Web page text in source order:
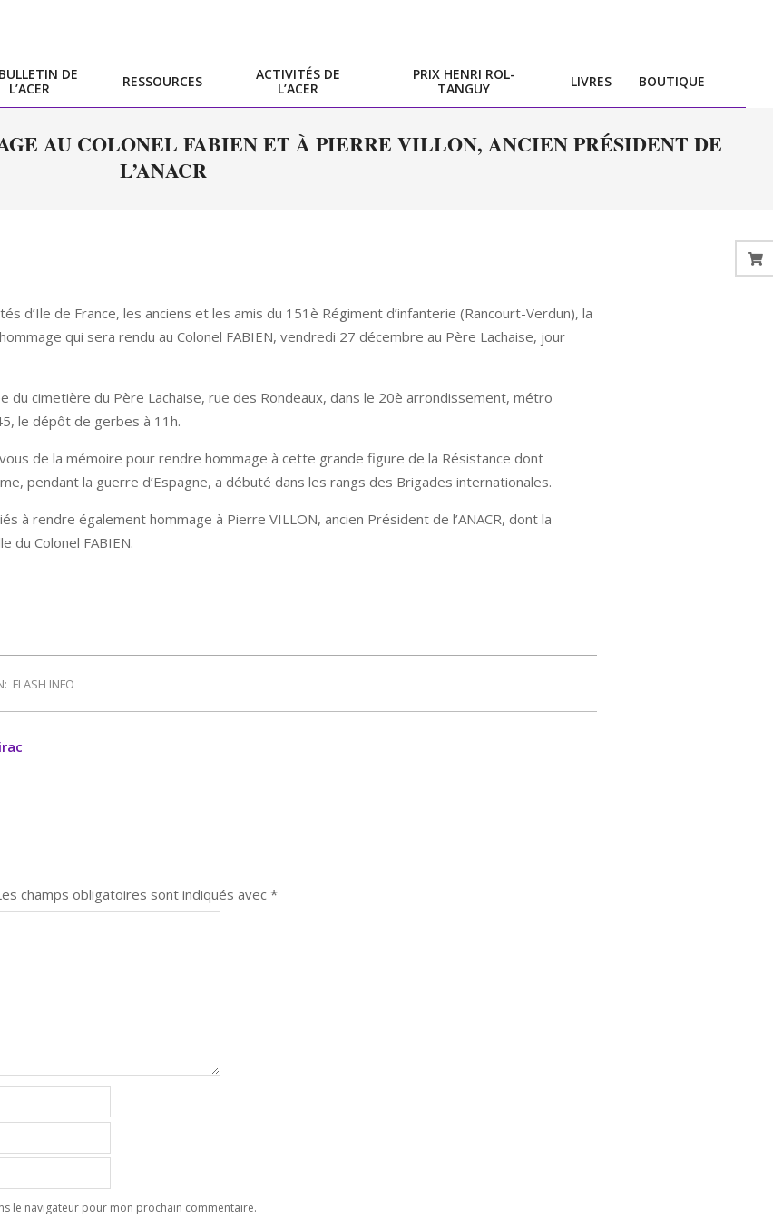
Primary
Menu
DE
L’ACER
RESSOURCES
ACTIVITÉS DE
L’ACER
PRIX HENRI ROL-
TANGUY
LIVRES BOUTIQUE
AU COLONEL FABIEN ET À PIERRE VILLON, ANCIEN PRÉSIDENT DE
L’ANACR
d’Ile de France, les anciens et les amis du 151è Régiment d’infanterie (Rancourt-Verdun), la
qui sera rendu au Colonel FABIEN, vendredi 27 décembre au Père Lachaise, jour
du cimetière du Père Lachaise, rue des Rondeaux, dans le 20è arrondissement, métro
le dépôt de gerbes à 11h.
de la mémoire pour rendre hommage à cette grande figure de la Résistance dont
pendant la guerre d’Espagne, a débuté dans les rangs des Brigades internationales.
à rendre également hommage à Pierre VILLON, ancien Président de l’ANACR, dont la
du Colonel FABIEN.
FLASH INFO
champs obligatoires sont indiqués avec*
le navigateur pour mon prochain commentaire.